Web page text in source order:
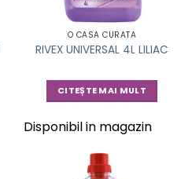
O CASA CURATA
RIVEX UNIVERSAL 4L LILIAC
CITEȘTE MAI MULT
Disponibil in magazin